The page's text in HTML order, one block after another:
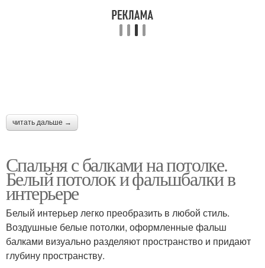
читать дальше →
Спальня с балками на потолке.
Белый потолок и фальшбалки в
интерьере
Белый интерьер легко преобразить в любой стиль.
Воздушные белые потолки, оформленные фальш
балками визуально разделяют пространство и придают
глубину пространству.